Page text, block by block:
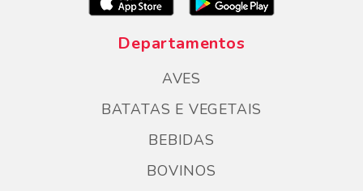
Departamentos
AVES
BATATAS E VEGETAIS
BEBIDAS
BOVINOS